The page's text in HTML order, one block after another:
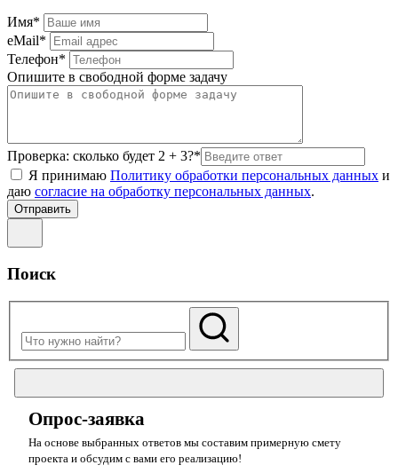
Имя*
eMail*
Телефон*
Опишите в свободной форме задачу
Проверка: сколько будет 2 + 3?*
Я принимаю Политику обработки персональных данных и
даю согласие на обработку персональных данных.
Поиск
Опрос-заявка
На основе выбранных ответов мы составим примерную смету
проекта и обсудим с вами его реализацию!